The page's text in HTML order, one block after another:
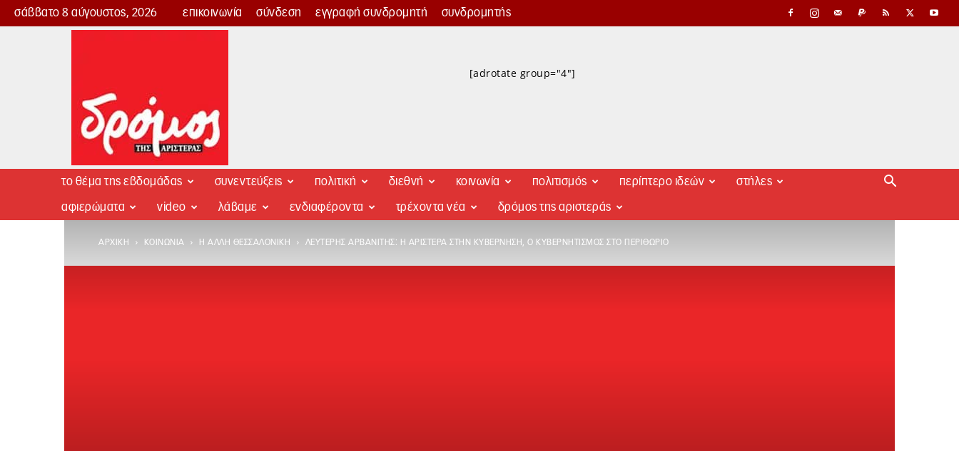
σάββατο 8 αύγουστος, 2026 επικοινωνία σύνδεση εγγραφή συνδρομητή συνδρομητής
Δρόμος
[adrotate group="4"]
το θέμα της εβδομάδας συνεντεύξεις πολιτική διεθνή κοινωνία πολιτισμός περίπτερο ιδεών στήλες
αφιερώματα video λάβαμε ενδιαφέροντα τρέχοντα νέα δρόμος της αριστεράς
ΑΡΧΙΚΉ ΚΟΙΝΩΝΊΑ Η ΆΛΛΗ ΘΕΣΣΑΛΟΝΊΚΗ ΛΕΥΤΈΡΗΣ ΑΡΒΑΝΊΤΗΣ: Η ΑΡΙΣΤΕΡΆ ΣΤΗΝ ΚΥΒΈΡΝΗΣΗ, Ο ΚΥΒΕΡΝΗΤΙΣΜΌΣ ΣΤΟ ΠΕΡΙΘΏΡΙΟ